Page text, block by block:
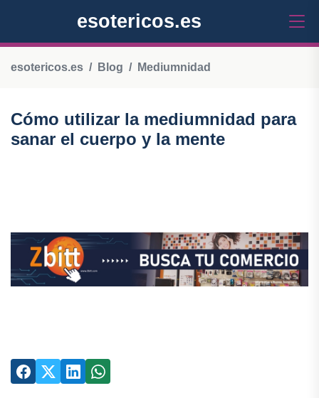
esotericos.es
esotericos.es Blog Mediumnidad
Cómo utilizar la mediumnidad para
sanar el cuerpo y la mente